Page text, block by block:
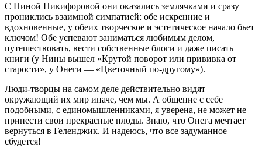
С Ниной Никифоровой они оказались землячками и сразу
прониклись взаимной симпатией: обе искренние и
вдохновенные, у обеих творческое и эстетическое начало бьет
ключом! Обе успевают заниматься любимым делом,
путешествовать, вести собственные блоги и даже писать
книги (у Нины вышел «Крутой поворот или прививка от
старости», у Онеги — «Цветочный по-другому»).
Люди-творцы на самом деле действительно видят
окружающий их мир иначе, чем мы. А общение с себе
подобными, с единомышленниками, я уверена, не может не
принести свои прекрасные плоды. Знаю, что Онега мечтает
вернуться в Геленджик. И надеюсь, что все задуманное
сбудется!